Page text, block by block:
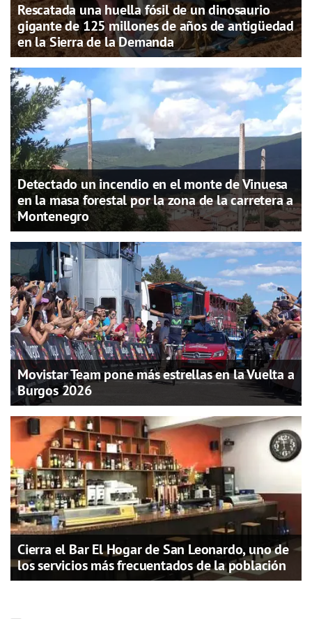
Rescatada una huella fósil de un dinosaurio
gigante de 125 millones de años de antigüedad
en la Sierra de la Demanda
Detectado un incendio en el monte de Vinuesa
en la masa forestal por la zona de la carretera a
Montenegro
Movistar Team pone más estrellas en la Vuelta a
Burgos 2026
Cierra el Bar El Hogar de San Leonardo, uno de
los servicios más frecuentados de la población